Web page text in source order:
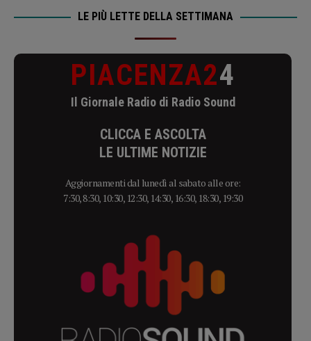
LE PIÙ LETTE DELLA SETTIMANA
PIACENZA24
Il Giornale Radio di Radio Sound
CLICCA E ASCOLTA
LE ULTIME NOTIZIE
Aggiornamenti dal lunedì al sabato alle ore:
7:30, 8:30, 10:30, 12:30, 14:30, 16:30, 18:30, 19:30